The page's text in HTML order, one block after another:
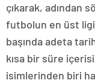
çıkarak, adından
futbolun en üst
başında adeta
kısa bir süre
isimlerinden biri